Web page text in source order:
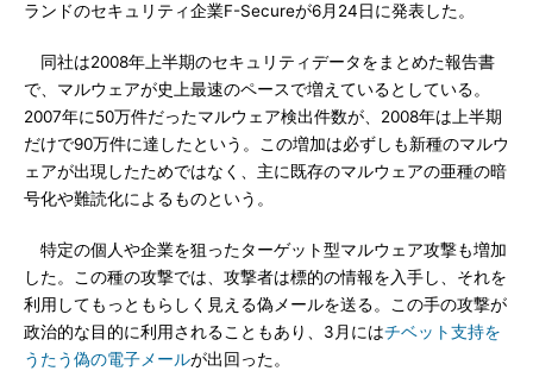
ランドのセキュリティ企業F-Secureが6月24日に発表した。
同社は2008年上半期のセキュリティデータをまとめた報告書
で、マルウェアが史上最速のペースで増えているとしている。
2007年に50万件だったマルウェア検出件数が、2008年は上半期
だけで90万件に達したという。この増加は必ずしも新種のマルウ
ェアが出現したためではなく、主に既存のマルウェアの亜種の暗
号化や難読化によるものという。
特定の個人や企業を狙ったターゲット型マルウェア攻撃も増加
した。この種の攻撃では、攻撃者は標的の情報を入手し、それを
利用してもっともらしく見える偽メールを送る。この手の攻撃が
政治的な目的に利用されることもあり、3月にはチベット支持を
うたう偽の電子メールが出回った。